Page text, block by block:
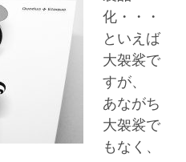
化・・・
といえば
大袈裟で
すが、
あながち
大袈裟で
もなく、